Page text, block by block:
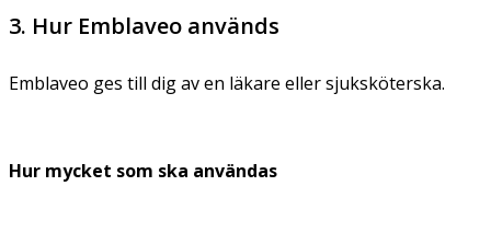
3. Hur Emblaveo används
Emblaveo ges till dig av en läkare eller sjuksköterska.
Hur mycket som ska användas